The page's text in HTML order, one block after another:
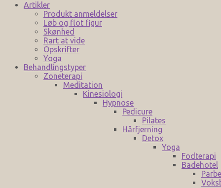
Artikler
Produkt anmeldelser
Løb og flot figur
Skønhed
Rart at vide
Opskrifter
Yoga
Behandlingstyper
Zoneterapi
Meditation
Kinesiologi
Hypnose
Pedicure
Pilates
Hårfjerning
Detox
Yoga
Fodterapi
Badehotel